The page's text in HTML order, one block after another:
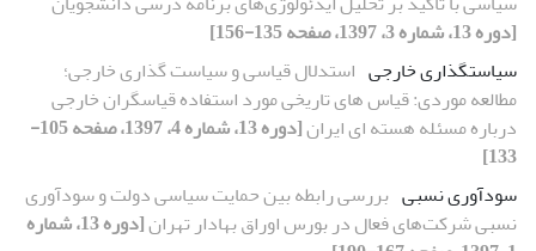
[دوره 13، شماره 3، 1397، صفحه 135-156]
سیاستگذاری خارجی استدلال قیاسی و سیاست گذاری خارجی؛
مطالعه موردی: قیاس های تاریخی مورد استفاده قیاسگران خارجی
درباره مسئله هسته ای ایران
[دوره 13، شماره 4، 1397، صفحه 105-
133]
سودآوری نسبی بررسی رابطه بین حمایت سیاسی دولت و سودآوری
نسبی شرکت‌های فعال در بورس اوراق بهادار تهران
[دوره 13، شماره